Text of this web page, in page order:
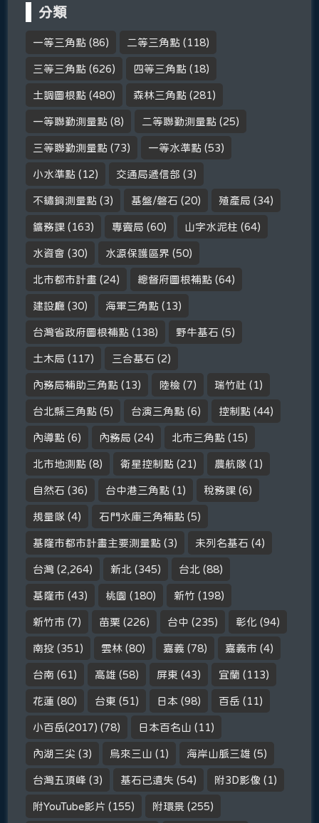
分類
一等三角點 (86) 二等三角點 (118)
三等三角點 (626) 四等三角點 (18)
土調圖根點 (480) 森林三角點 (281)
一等聯勤測量點 (8) 二等聯勤測量點 (25)
三等聯勤測量點 (73) 一等水準點 (53)
小水準點 (12) 交通局遞信部 (3)
不鏽鋼測量點 (3) 基盤/磐石 (20) 殖產局 (34)
鑛務課 (163) 專賣局 (60) 山字水泥柱 (64)
水資會 (30) 水源保護區界 (50)
北市都市計畫 (24) 總督府圖根補點 (64)
建設廳 (30) 海軍三角點 (13)
台灣省政府圖根補點 (138) 野牛基石 (5)
土木局 (117) 三合基石 (2)
內務局補助三角點 (13) 陸檢 (7) 瑞竹社 (1)
台北縣三角點 (5) 台演三角點 (6) 控制點 (44)
內導點 (6) 內務局 (24) 北市三角點 (15)
北市地測點 (8) 衛星控制點 (21) 農航隊 (1)
自然石 (36) 台中港三角點 (1) 稅務課 (6)
規量隊 (4) 石門水庫三角補點 (5)
基隆市都市計畫主要測量點 (3) 未列名基石 (4)
台灣 (2,264) 新北 (345) 台北 (88)
基隆市 (43) 桃園 (180) 新竹 (198)
新竹市 (7) 苗栗 (226) 台中 (235) 彰化 (94)
南投 (351) 雲林 (80) 嘉義 (78) 嘉義市 (4)
台南 (61) 高雄 (58) 屏東 (43) 宜蘭 (113)
花蓮 (80) 台東 (51) 日本 (98) 百岳 (11)
小百岳(2017) (78) 日本百名山 (11)
內湖三尖 (3) 烏來三山 (1) 海岸山脈三雄 (5)
台灣五頂峰 (3) 基石已遺失 (54) 附3D影像 (1)
附YouTube影片 (155) 附環景 (255)